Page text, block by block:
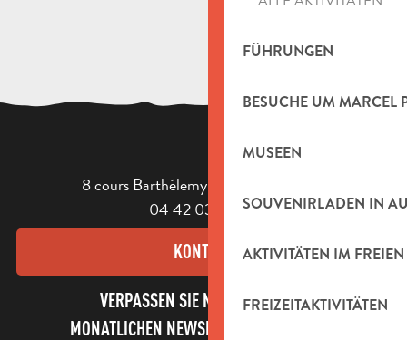
FÜHRUNGEN
BESUCHE UM MARCEL
MUSEEN
SOUVENIRLADEN IN
AKTIVITÄTEN IM FREIEN
FREIZEITAKTIVITÄTEN
8 cours Barthélemy - 13400 Aubagne
04 42 03 49 98
KONTAKT
VERPASSEN SIE NICHT UNSEREN
MONATLICHEN NEWSLETTER UND UNSERE